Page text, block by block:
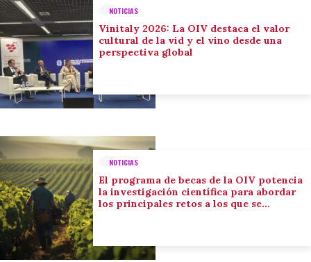
NOTICIAS
Vinitaly 2026: La OIV destaca el valor
cultural de la vid y el vino desde una
perspectiva global
NOTICIAS
El programa de becas de la OIV potencia
la investigación científica para abordar
los principales retos a los que se